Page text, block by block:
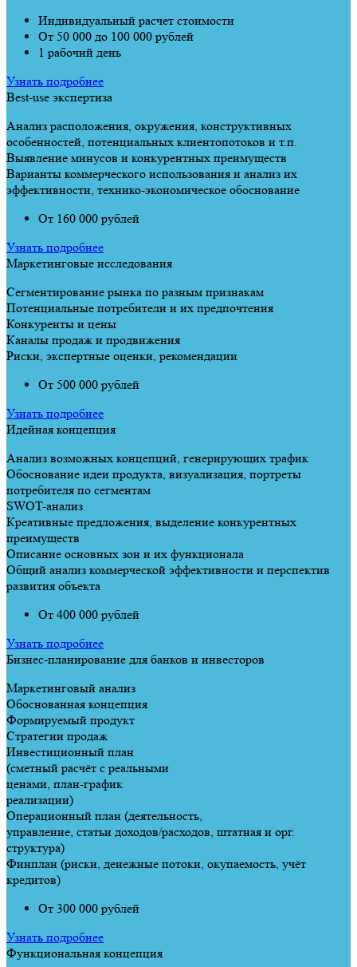
Индивидуальный расчет стоимости
От 50 000 до 100 000 рублей
1 рабочий день
Узнать подробнее
Best-use экспертиза
Анализ расположения, окружения, конструктивных
особенностей, потенциальных клиентопотоков и т.п.
Выявление минусов и конкурентных преимуществ
Варианты коммерческого использования и анализ их
эффективности, технико-экономическое обоснование
От 160 000 рублей
Узнать подробнее
Маркетинговые исследования
Сегментирование рынка по разным признакам
Потенциальные потребители и их предпочтения
Конкуренты и цены
Каналы продаж и продвижения
Риски, экспертные оценки, рекомендации
От 500 000 рублей
Узнать подробнее
Идейная концепция
Анализ возможных концепций, генерирующих трафик
Обоснование идеи продукта, визуализация, портреты
потребителя по сегментам
SWOT-анализ
Креативные предложения, выделение конкурентных
преимуществ
Описание основных зон и их функционала
Общий анализ коммерческой эффективности и перспектив
развития объекта
От 400 000 рублей
Узнать подробнее
Бизнес-планирование для банков и инвесторов
Маркетинговый анализ
Обоснованная концепция
Формируемый продукт
Стратегии продаж
Инвестиционный план
(сметный расчёт с реальными
ценами, план-график
реализации)
Операционный план (деятельность,
управление, статьи доходов/расходов, штатная и орг.
структура)
Финплан (риски, денежные потоки, окупаемость, учёт
кредитов)
От 300 000 рублей
Узнать подробнее
Функциональная концепция